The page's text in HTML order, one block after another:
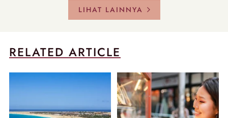
LIHAT LAINNYA
RELATED ARTICLE